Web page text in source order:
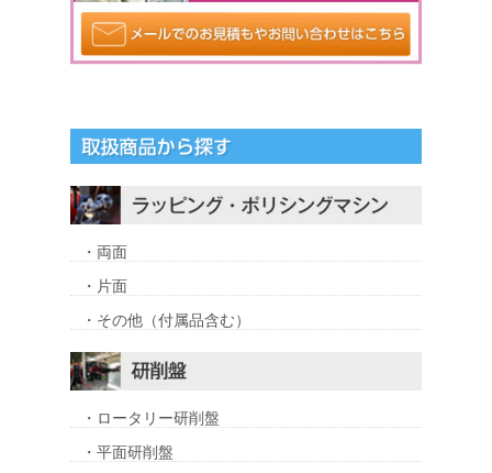
・両面
・片面
・その他（付属品含む）
・ロータリー研削盤
・平面研削盤